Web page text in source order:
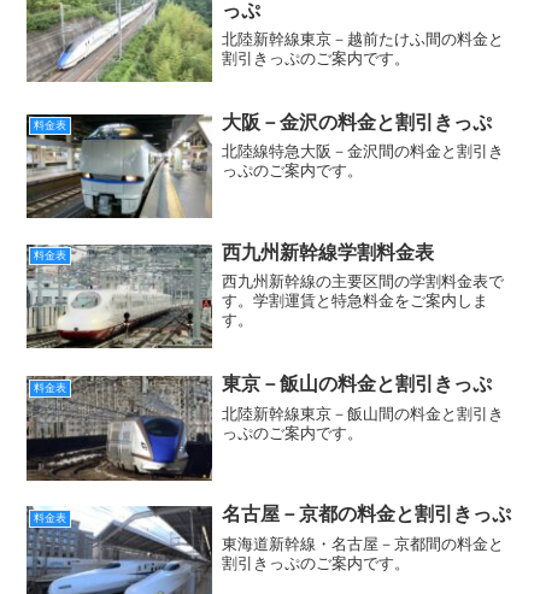
っぷ
北陸新幹線東京－越前たけふ間の料金と
割引きっぷのご案内です。
料金表 大阪－金沢の料金と割引きっぷ
北陸線特急大阪－金沢間の料金と割引き
っぷのご案内です。
料金表 西九州新幹線学割料金表
西九州新幹線の主要区間の学割料金表で
す。学割運賃と特急料金をご案内しま
す。
料金表 東京－飯山の料金と割引きっぷ
北陸新幹線東京－飯山間の料金と割引き
っぷのご案内です。
料金表 名古屋－京都の料金と割引きっぷ
東海道新幹線・名古屋－京都間の料金と
割引きっぷのご案内です。